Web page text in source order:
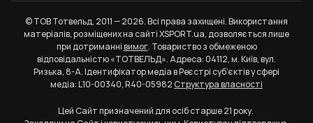
© ТОВ Тотвельд, 2011 — 2026. Всі права захищені. Використання
матеріалів, розміщених на сайті XSPORT.ua, дозволяється лише
при дотриманнівимог. Товариство з обмеженою
відповідальністю «ТОТВЕЛЬД». Адреса: 04112, м. Київ, вул.
Ризька, 8-А. Ідентифікатор медіа в Реєстрі суб’єктів у сфері
медіа: L10-00340, R40-05982Структура власності
Цей Сайт призначений для осіб старше 21 року.